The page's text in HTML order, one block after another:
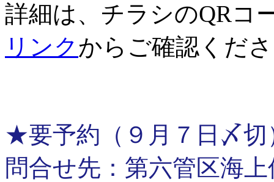
詳細は、チラシのQRコ
リンクからご確認くだ
★要予約（９月７日〆切
問合せ先：第六管区海